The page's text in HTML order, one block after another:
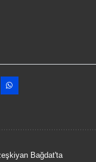
Bağdat'ta